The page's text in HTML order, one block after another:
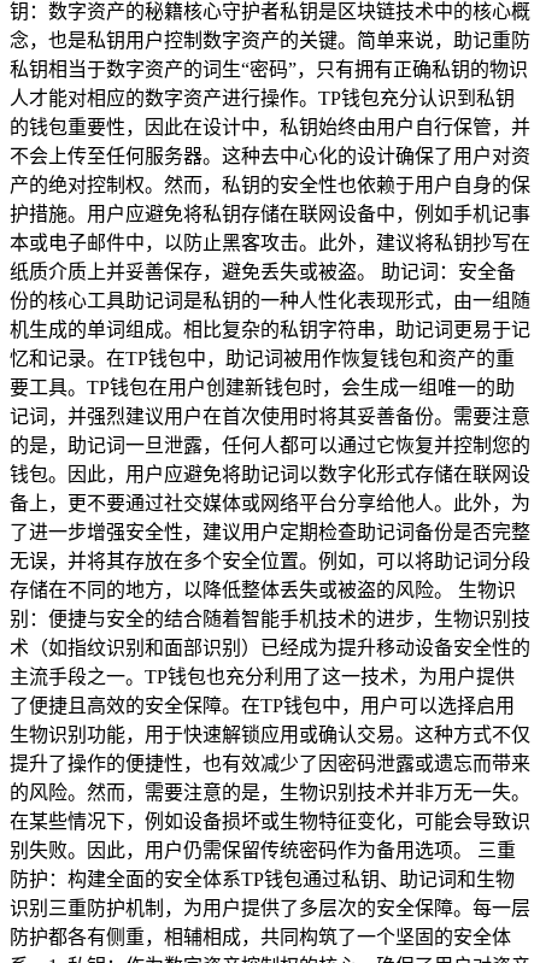
钥：数字资产的秘籍核心守护者私钥是区块链技术中的核心概
念，也是私钥用户控制数字资产的关键。简单来说，助记重防
私钥相当于数字资产的词生“密码”，只有拥有正确私钥的物识
人才能对相应的数字资产进行操作。TP钱包充分认识到私钥
的钱包重要性，因此在设计中，私钥始终由用户自行保管，并
不会上传至任何服务器。这种去中心化的设计确保了用户对资
产的绝对控制权。然而，私钥的安全性也依赖于用户自身的保
护措施。用户应避免将私钥存储在联网设备中，例如手机记事
本或电子邮件中，以防止黑客攻击。此外，建议将私钥抄写在
纸质介质上并妥善保存，避免丢失或被盗。 助记词：安全备
份的核心工具助记词是私钥的一种人性化表现形式，由一组随
机生成的单词组成。相比复杂的私钥字符串，助记词更易于记
忆和记录。在TP钱包中，助记词被用作恢复钱包和资产的重
要工具。TP钱包在用户创建新钱包时，会生成一组唯一的助
记词，并强烈建议用户在首次使用时将其妥善备份。需要注意
的是，助记词一旦泄露，任何人都可以通过它恢复并控制您的
钱包。因此，用户应避免将助记词以数字化形式存储在联网设
备上，更不要通过社交媒体或网络平台分享给他人。此外，为
了进一步增强安全性，建议用户定期检查助记词备份是否完整
无误，并将其存放在多个安全位置。例如，可以将助记词分段
存储在不同的地方，以降低整体丢失或被盗的风险。 生物识
别：便捷与安全的结合随着智能手机技术的进步，生物识别技
术（如指纹识别和面部识别）已经成为提升移动设备安全性的
主流手段之一。TP钱包也充分利用了这一技术，为用户提供
了便捷且高效的安全保障。在TP钱包中，用户可以选择启用
生物识别功能，用于快速解锁应用或确认交易。这种方式不仅
提升了操作的便捷性，也有效减少了因密码泄露或遗忘而带来
的风险。然而，需要注意的是，生物识别技术并非万无一失。
在某些情况下，例如设备损坏或生物特征变化，可能会导致识
别失败。因此，用户仍需保留传统密码作为备用选项。 三重
防护：构建全面的安全体系TP钱包通过私钥、助记词和生物
识别三重防护机制，为用户提供了多层次的安全保障。每一层
防护都各有侧重，相辅相成，共同构筑了一个坚固的安全体